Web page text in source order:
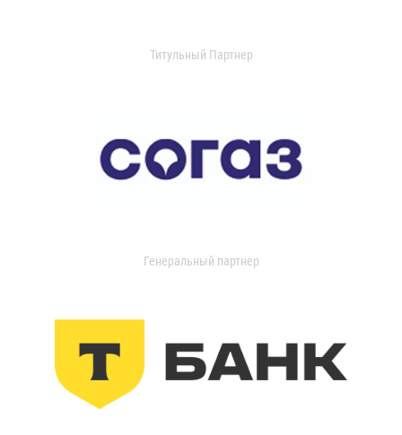
Титульный Партнер
Генеральный партнер